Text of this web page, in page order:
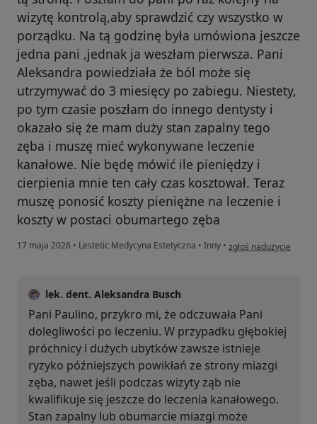
wizytę kontrolą,aby sprawdzić czy wszystko w
porządku. Na tą godzinę była umówiona jeszcze
jedna pani ,jednak ja weszłam pierwsza. Pani
Aleksandra powiedziała że ból może się
utrzymywać do 3 miesięcy po zabiegu. Niestety,
po tym czasie poszłam do innego dentysty i
okazało się że mam duży stan zapalny tego
zęba i muszę mieć wykonywane leczenie
kanałowe. Nie będę mówić ile pieniędzy i
cierpienia mnie ten cały czas kosztował. Teraz
muszę ponosić koszty pieniężne na leczenie i
koszty w postaci obumartego zęba
17 maja 2026 • Lestetic Medycyna Estetyczna • Inny • w opinii użytkownika
zgłoś nadużycie
lek. dent. Aleksandra Busch
Pani Paulino, przykro mi, że odczuwała Pani
dolegliwości po leczeniu. W przypadku głębokiej
próchnicy i dużych ubytków zawsze istnieje
ryzyko późniejszych powikłań ze strony miazgi
zęba, nawet jeśli podczas wizyty ząb nie
kwalifikuje się jeszcze do leczenia kanałowego.
Stan zapalny lub obumarcie miazgi może